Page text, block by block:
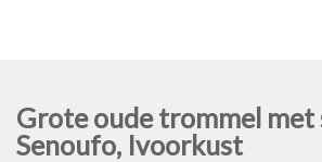
Grote oude trommel met
Senoufo, Ivoorkust